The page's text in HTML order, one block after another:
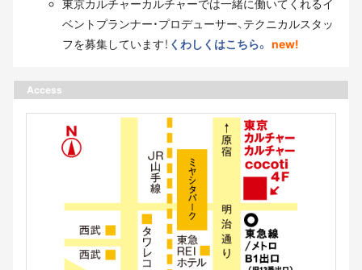
東京カルチャーカルチャーでは一緒に働いてくれるイ
ベントプランナー・プロデューサー、テクニカルスタッ
フを募集しています！ くわしくはこちら。 new!
Access